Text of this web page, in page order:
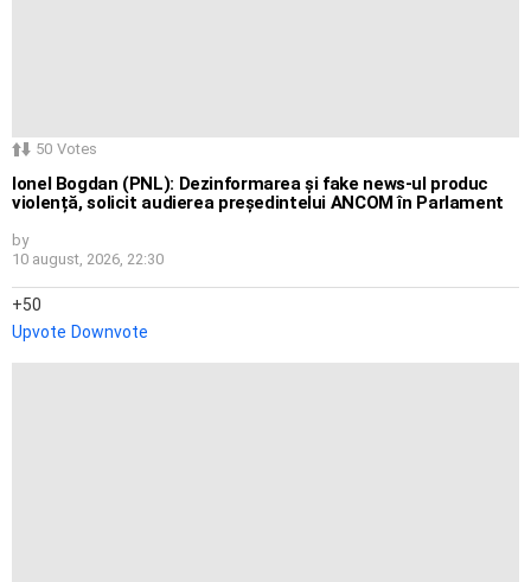
50 Votes
Ionel Bogdan (PNL): Dezinformarea și fake news-ul produc
violență, solicit audierea președintelui ANCOM în Parlament
by
10 august, 2026, 22:30
50
Upvote Downvote